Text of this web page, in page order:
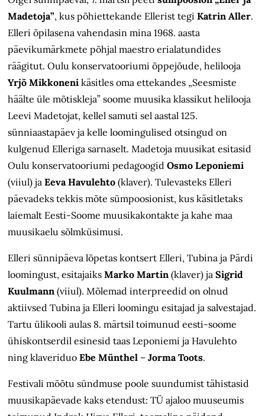
Madetoja”, kus põhiettekande Ellerist tegiKatrin Aller.
Elleri õpilasena vahendasin mina 1968. aasta
päevikumärkmete põhjal maestro erialatundides
räägitut. Oulu konservatooriumi õppejõude, helilooja
Yrjö Mikkoneni käsitles oma ettekandes „Seesmiste
häälte üle mõtiskleja” soome muusika klassikut helilooja
Leevi Madetojat, kellel samuti sel aastal 125.
sünniaastapäev ja kelle loomingulised otsingud on
kulgenud Elleriga sarnaselt. Madetoja muusikat esitasid
Oulu konservatooriumi pedagoogidOsmo Leponiemi
(viiul) jaEeva Havulehto (klaver). Tulevasteks Elleri
päevadeks tekkis mõte sümpoosionist, kus käsitletaks
laiemalt Eesti-Soome muusikakontakte ja kahe maa
muusikaelu sõlmküsimusi.
Elleri sünnipäeva lõpetas kontsert Elleri, Tubina ja Pärdi
loomingust, esitajaiksMarko Martin (klaver) jaSigrid
Kuulmann (viiul). Mõlemad interpreedid on olnud
aktiivsed Tubina ja Elleri loomingu esitajad ja salvestajad.
Tartu ülikooli aulas 8. märtsil toimunud eesti-soome
ühiskontserdil esinesid taas Leponiemi ja Havulehto
ning klaveriduoEbe Münthel –Jorma Toots.
Festivali mõõtu sündmuse poole suundumist tähistasid
muusikapäevade kaks etendust: TÜ ajaloo muuseumis